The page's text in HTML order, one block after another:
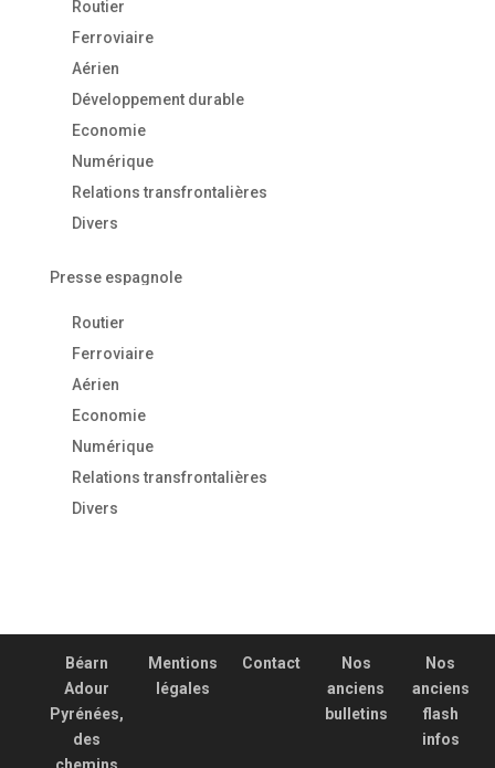
Routier
Ferroviaire
Aérien
Développement durable
Economie
Numérique
Relations transfrontalières
Divers
Presse espagnole
Routier
Ferroviaire
Aérien
Economie
Numérique
Relations transfrontalières
Divers
Béarn
Adour
Pyrénées,
des
Mentions
légales
Contact
Nos
anciens
bulletins
Nos
anciens
flash
infos